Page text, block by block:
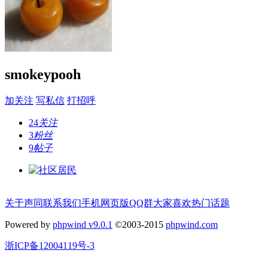
smokeypooh
加关注 写私信 打招呼
24关注
3粉丝
9帖子
关于声同联系我们手机网页版QQ群大家喜欢热门话题
Powered by phpwind v9.0.1 ©2003-2015 phpwind.com
浙ICP备12004119号-3